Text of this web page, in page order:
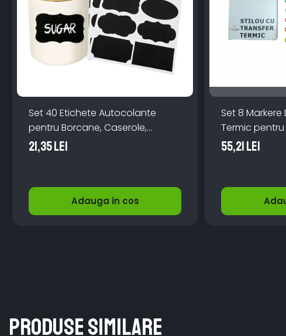
Set 40 Etichete Autocolante
pentru Borcane, Caserole,
Ghivece + Marker Alb –
Organizare și Creativitate
21,35 Lei
Adauga in cos
Set 8
Termic pentru
Ideal pentru
Colorat pe
55,21 Lei
Produse similare